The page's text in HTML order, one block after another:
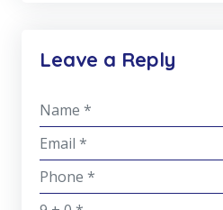
Leave a Reply